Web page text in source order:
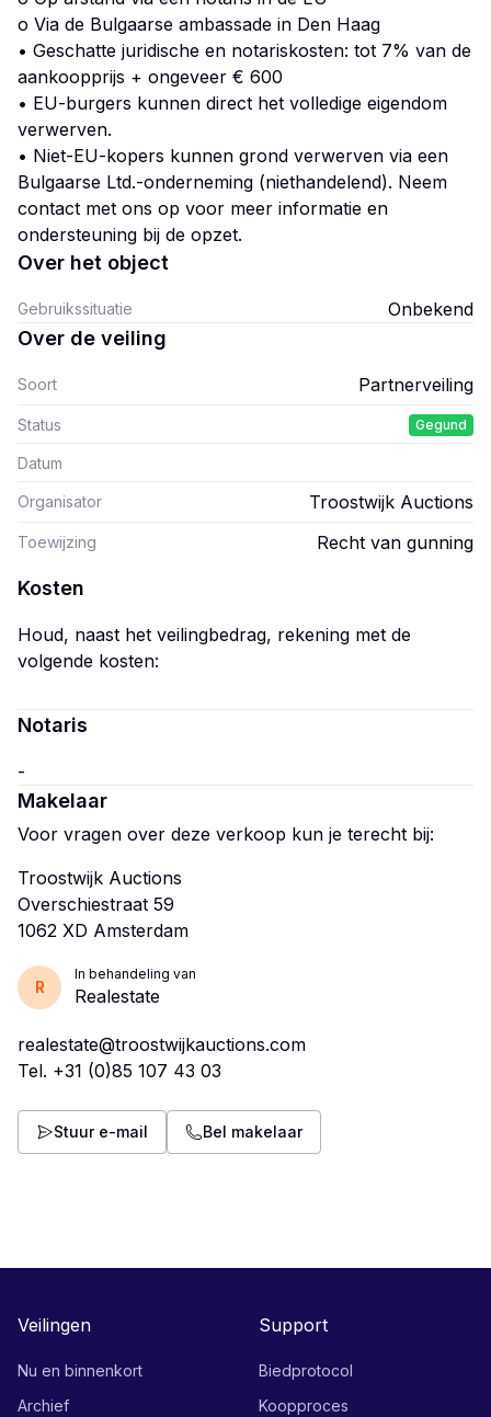
o Via de Bulgaarse ambassade in Den Haag
• Geschatte juridische en notariskosten: tot 7% van de
aankoopprijs + ongeveer € 600
• EU-burgers kunnen direct het volledige eigendom
verwerven.
• Niet-EU-kopers kunnen grond verwerven via een
Bulgaarse Ltd.-onderneming (niethandelend). Neem
contact met ons op voor meer informatie en
ondersteuning bij de opzet.
Over het object
Gebruikssituatie Onbekend
Over de veiling
Soort Partnerveiling
Status Gegund
Datum
Organisator Troostwijk Auctions
Toewijzing Recht van gunning
Kosten
Houd, naast het veilingbedrag, rekening met de
volgende kosten:
Notaris
Makelaar
Voor vragen over deze verkoop kun je terecht bij:
Troostwijk Auctions
Overschiestraat 59
R
In behandeling van
Realestate
realestate@troostwijkauctions.com
Tel. +31 (0)85 107 43 03
Stuur e-mail Bel makelaar
Veilingen
Nu en binnenkort
Archief
Support
Biedprotocol
Koopproces